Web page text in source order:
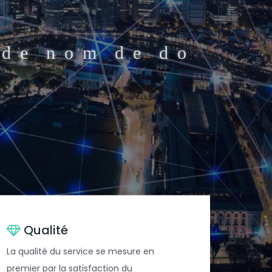
d e n o m d e d o
i l p r o . . .
Qualité
La qualité du service se mesure en
premier par la satisfaction du